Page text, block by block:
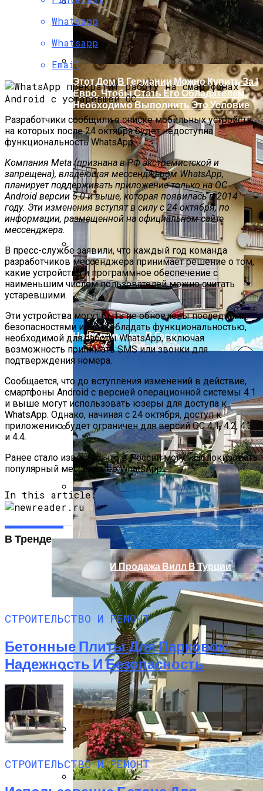
Бетонные Плиты Для Теплоизоляции:
Возможности И Преимущества
Бетонные Сваи: Особенности
Применения И Устройство
Бетонные Блоки Для Строительства:
Преимущества И Недостатки
Марсоход Curiosity Пробурил Красную
Планету. Фотографии
В России Изобрели Лекарство,
Восстанавливающее Мозг
Посещение Развлекательных Сайтов В
Рабочее Время
Главные Ученые Года Названы
Научным Журналом Nature
Этот Дом В Германии Можно Купить За 1
Евро. Чтобы Стать Его Обладателем,
Необходимо Выполнить Это Условие
Недвижимость В Германии
Аренда И Продажа Вилл В Турции
Whatsapp
Whatsapp
Email
Разработчики сообщили о списке мобильных устройств,
на которых после 24 октября будет недоступна
функциональность WhatsApp.
Компания Meta (признана в РФ экстремистской и
запрещена), владеющая мессенджером WhatsApp,
планирует поддерживать приложение только на ОС
Android версии 5.0 и выше, которая появилась в 2014
году. Эти изменения вступят в силу с 24 октября, по
информации, размещенной на официальном сайте
мессенджера.
В пресс-службе заявили, что каждый год команда
разработчиков мессенджера принимает решение о том,
какие устройства и программное обеспечение с
наименьшим числом пользователей можно считать
устаревшими.
Эти устройства могут быть не обновлены последними
безопасностями или не обладать функциональностью,
необходимой для работы WhatsApp, включая
возможность принимать SMS или звонки для
подтверждения номера.
Сообщается, что до вступления изменений в действие,
смартфоны Android с версией операционной системы 4.1
и выше могут использовать юзеры для доступа к
WhatsApp. Однако, начиная с 24 октября, доступ к
приложению будет ограничен для версий ОС 4.1, 4.2, 4.3
и 4.4.
Ранее стало известно, что в России могут заблокировать
популярный мессенджер WhatsApp.
In this article:
В Тренде
СТРОИТЕЛЬСТВО И РЕМОНТ
Бетонные Плиты Для Парковок:
Надежность И Безопасность
СТРОИТЕЛЬСТВО И РЕМОНТ